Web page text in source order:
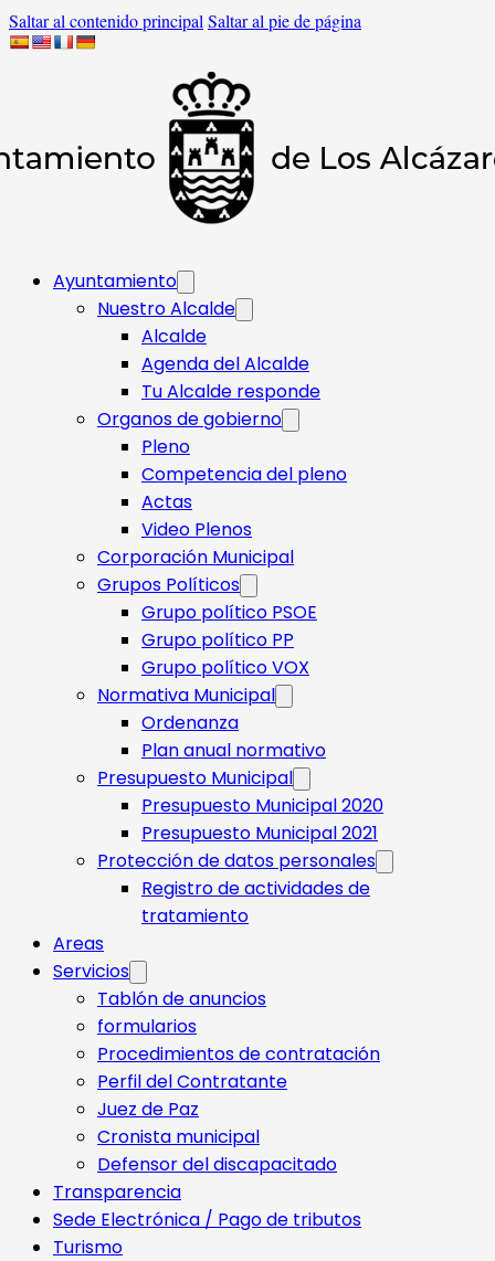
Saltar al contenido principal Saltar al pie de página
Ayuntamiento
Nuestro Alcalde
Alcalde
Agenda del Alcalde
Tu Alcalde responde​
Organos de gobierno
Pleno
Competencia del pleno
Actas
Video Plenos
Corporación Municipal
Grupos Políticos
Grupo político PSOE
Grupo político PP
Grupo político VOX
Normativa Municipal
Ordenanza
Plan anual normativo
Presupuesto Municipal
Presupuesto Municipal 2020
Presupuesto Municipal 2021
Protección de datos personales
Registro de actividades de
tratamiento
Areas
Servicios
Tablón de anuncios
formularios
Procedimientos de contratación
Perfil del Contratante
Juez de Paz
Cronista municipal
Defensor del discapacitado
Transparencia
Sede Electrónica / Pago de tributos
Turismo